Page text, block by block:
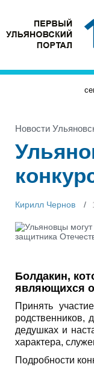
«Рыцари Сорока
объявляет о
Новости
Кирилл Чернов
Болдакин,
являющихся
Принять
родственников,
дедушках и
характера,
Подробности